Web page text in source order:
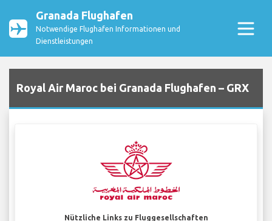
Granada Flughafen
Notwendige Flughafen Informationen und
Dienstleistungen
Royal Air Maroc bei Granada Flughafen – GRX
Nützliche Links zu Fluggesellschaften